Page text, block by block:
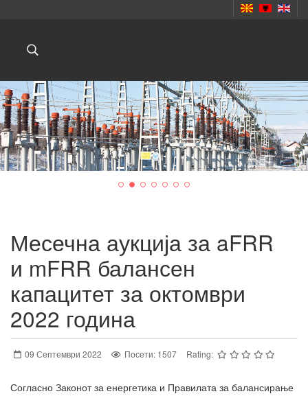
Месечна аукција за aFRR
и mFRR балансен
капацитет за октомври
2022 година
09 Септември 2022 Посети: 1507 Rating:
Согласно Законот за енергетика и Правилата за балансирање